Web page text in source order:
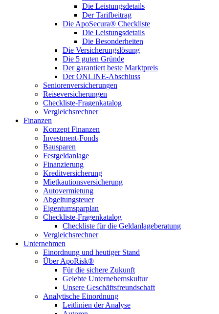
Die Leistungsdetails
Der Tarifbeitrag
Die ApoSecura® Checkliste
Die Leistungsdetails
Die Besonderheiten
Die Versicherungslösung
Die 5 guten Gründe
Der garantiert beste Marktpreis
Der ONLINE-Abschluss
Seniorenversicherungen
Reiseversicherungen
Checkliste-Fragenkatalog
Vergleichsrechner
Finanzen
Konzept Finanzen
Investment-Fonds
Bausparen
Festgeldanlage
Finanzierung
Kreditversicherung
Mietkautionsversicherung
Autovermietung
Abgeltungsteuer
Eigentumsparplan
Checkliste-Fragenkatalog
Checkliste für die Geldanlageberatung
Vergleichsrechner
Unternehmen
Einordnung und heutiger Stand
Über ApoRisk®
Für die sichere Zukunft
Gelebte Unternehemskultur
Unsere Geschäftsfreundschaft
Analytische Einordnung
Leitlinien der Analyse